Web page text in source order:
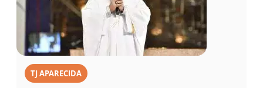
TJ APARECIDA